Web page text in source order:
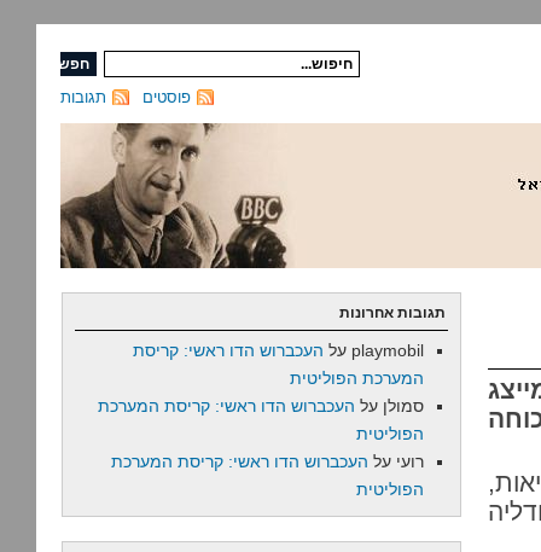
תגובות פוסטים
תגובות אחרונות
playmobil על העכברוש הדו ראשי: קריסת
המערכת הפוליטית
סמולן על העכברוש הדו ראשי: קריסת המערכת
הפוליטית
רועי על העכברוש הדו ראשי: קריסת המערכת
הפוליטית